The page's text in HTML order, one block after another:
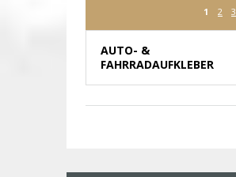
1 2 3
AUTO- &
FAHRRADAUFKLEBER